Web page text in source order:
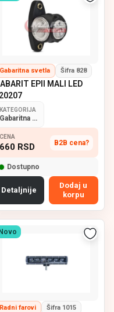
Gabaritna svetla Šifra 828
EPII MALI LED
KATEGORIJA
Gabaritna svetla
CENA
660 RSD B2B cena?
Dostupno
Detaljnije
Dodaj u
korpu
Novo
Radni farovi Šifra 1015